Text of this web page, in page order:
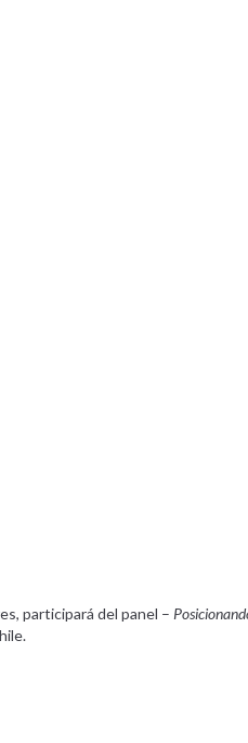
participará del panel –